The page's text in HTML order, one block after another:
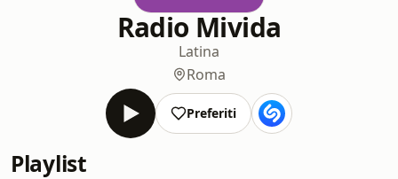
Radio Mivida
Latina
Roma
Preferiti
Playlist